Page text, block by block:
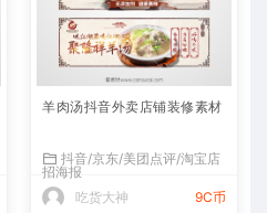
羊肉汤抖音外卖店铺装修素材
抖音/京东/美团点评/淘宝店
招海报
吃货大神
9C币